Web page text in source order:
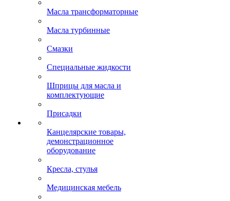
Масла трансформаторные
Масла турбинные
Смазки
Специальные жидкости
Шприцы для масла и
комплектующие
Присадки
Канцелярские товары,
демонстрационное
оборудование
Кресла, стулья
Медицинская мебель